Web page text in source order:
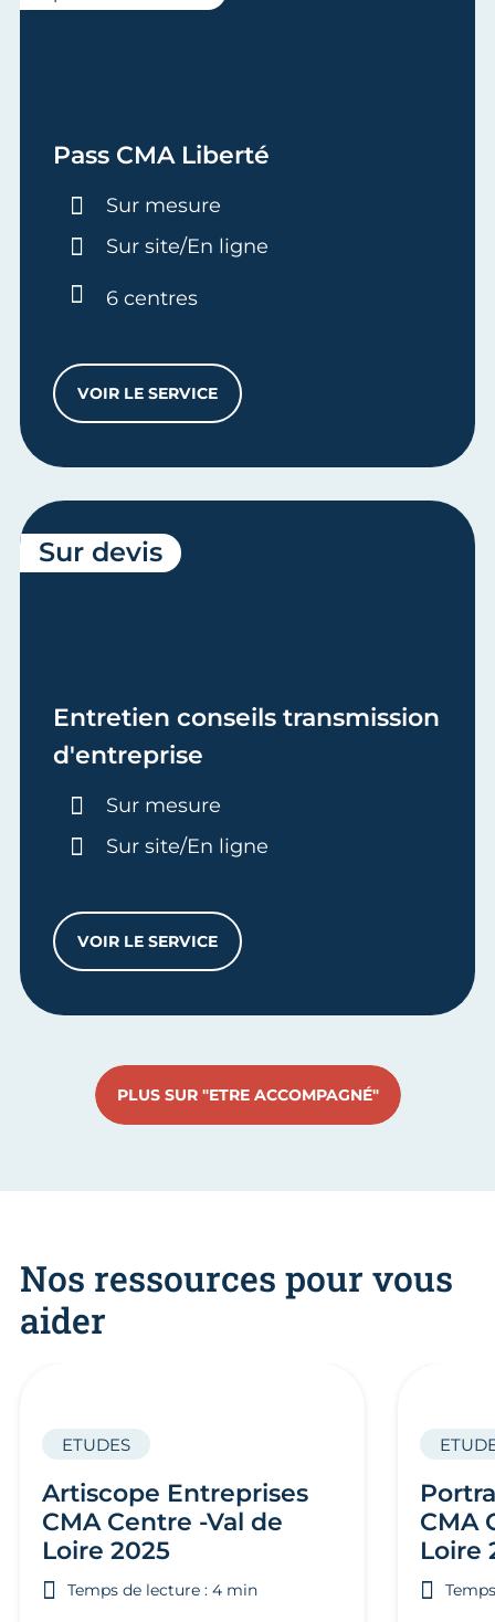
Pass CMA Liberté
Durée :
Sur mesure
Sur site/En ligne
6 centres
VOIR LE SERVICEPASS CMA LIBERTÉ
Entretien conseils transmission
d'entreprise
Durée :
Sur mesure
Sur site/En ligne
VOIR LE SERVICEENTRETIEN CONSEILS TRANSMISSION
Sur devis
PLUS SUR "ETRE ACCOMPAGNÉ"
Nos ressources pour vous
aider
Artiscope Entreprises
CMA Centre -Val de
Loire 2025
ETUDES
Temps de lecture : 4 min
CMA
Loire